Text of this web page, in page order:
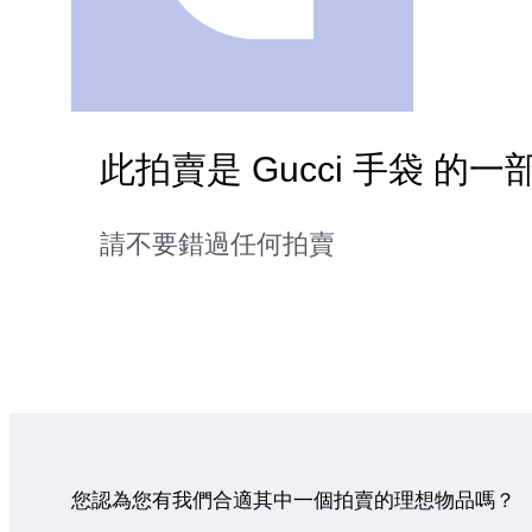
此拍賣是 Gucci 手袋 的一
請不要錯過任何拍賣
您認為您有我們合適其中一個拍賣的理想物品嗎？